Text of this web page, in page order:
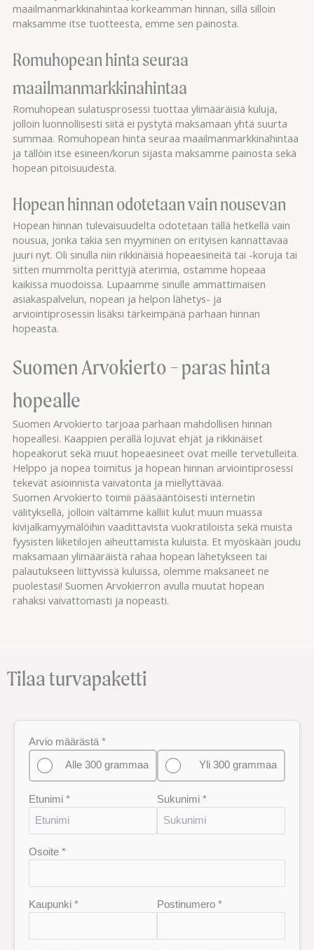
maailmanmarkkinahintaa korkeamman hinnan, sillä silloin
maksamme itse tuotteesta, emme sen painosta.
Romuhopean hinta seuraa
maailmanmarkkinahintaa
Romuhopean sulatusprosessi tuottaa ylimääräisiä kuluja,
jolloin luonnollisesti siitä ei pystytä maksamaan yhtä suurta
summaa. Romuhopean hinta seuraa maailmanmarkkinahintaa
ja tällöin itse esineen/korun sijasta maksamme painosta sekä
hopean pitoisuudesta.
Hopean hinnan odotetaan vain nousevan
Hopean hinnan tulevaisuudelta odotetaan tällä hetkellä vain
nousua, jonka takia sen myyminen on erityisen kannattavaa
juuri nyt. Oli sinulla niin rikkinäisiä hopeaesineitä tai -koruja tai
sitten mummolta perittyjä aterimia, ostamme hopeaa
kaikissa muodoissa. Lupaamme sinulle ammattimaisen
asiakaspalvelun, nopean ja helpon lähetys- ja
arviointiprosessin lisäksi tärkeimpänä parhaan hinnan
hopeasta.
Suomen Arvokierto – paras hinta
hopealle
Suomen Arvokierto tarjoaa parhaan mahdollisen hinnan
hopeallesi. Kaappien perällä lojuvat ehjät ja rikkinäiset
hopeakorut sekä muut hopeaesineet ovat meille tervetulleita.
Helppo ja nopea toimitus ja hopean hinnan arviointiprosessi
tekevät asioinnista vaivatonta ja miellyttävää.
Suomen Arvokierto toimii pääsääntöisesti internetin
välityksellä, jolloin vältämme kalliit kulut muun muassa
kivijalkamyymälöihin vaadittavista vuokratiloista sekä muista
fyysisten liiketilojen aiheuttamista kuluista. Et myöskään joudu
maksamaan ylimääräistä rahaa hopean lähetykseen tai
palautukseen liittyvissä kuluissa, olemme maksaneet ne
puolestasi! Suomen Arvokierron avulla muutat hopean
rahaksi vaivattomasti ja nopeasti.
Tilaa turvapaketti
Arvio määrästä *
Alle 300 grammaa Yli 300 grammaa
Etunimi * Sukunimi *
Osoite *
Kaupunki * Postinumero *